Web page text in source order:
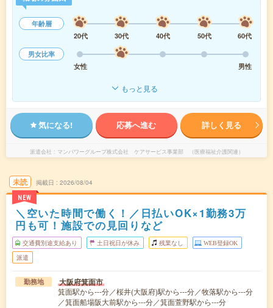
年齢層
20代
30代 40代 50代
60代
男女比率
女性
男性
もっと見る
気になる! 応募へ進む 詳しく見る
派遣会社 マンパワーグループ株式会社 ケアサービス事業部 （医療福祉介護関連）
未読
NEW
掲載日 2026/08/04
＼空いた時間で働く！／日払いOK×1勤務3万
円も可！施設での見回りなど
交通費別途支給あり 土日祝日が休み 残業なし WEB登録OK
派遣
勤務地 大阪府箕面市
箕面駅から---分／桜井(大阪府)駅から---分／牧落駅から---分
／箕面船場阪大前駅から---分／箕面萱野駅から---分